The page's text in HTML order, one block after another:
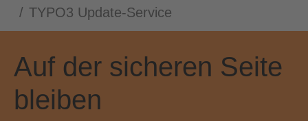
TYPO3 Update-Service
Auf der sicheren Seite
bleiben